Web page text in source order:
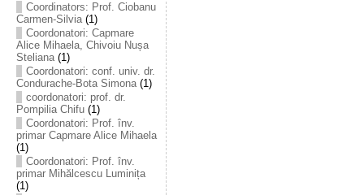
Coordinators: Prof. Ciobanu
Carmen-Silvia(1)
Coordonatori: Capmare
Alice Mihaela, Chivoiu Nușa
Steliana(1)
Coordonatori: conf. univ. dr.
Condurache-Bota Simona(1)
coordonatori: prof. dr.
Pompilia Chifu(1)
Coordonatori: Prof. înv.
primar Capmare Alice Mihaela
(1)
Coordonatori: Prof. înv.
primar Mihălcescu Luminița
(1)